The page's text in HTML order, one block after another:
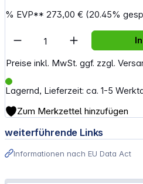
% EVP**273,00 € (20.45%
Preise inkl. MwSt. ggf. zzgl.
Lagernd, Lieferzeit: ca. 1-5
Artikel Anzahl: Gib
Zum Merkzettel hinzufügen
weiterführende Links
Informationen nach EU Data Act